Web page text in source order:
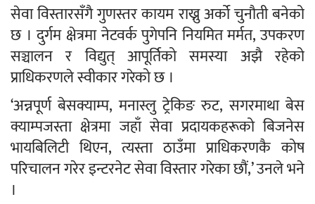
सेवा विस्तारसँगै गुणस्तर कायम राख्नु अर्को चुनौती बनेको
छ । दुर्गम क्षेत्रमा नेटवर्क पुगेपनि नियमित मर्मत, उपकरण
सञ्चालन र विद्युत् आपूर्तिको समस्या अझै रहेको
प्राधिकरणले स्वीकार गरेको छ ।
‘अन्नपूर्ण बेसक्याम्प, मनास्लु ट्रेकिङ रुट, सगरमाथा बेस
क्याम्पजस्ता क्षेत्रमा जहाँ सेवा प्रदायकहरूको बिजनेस
भायबिलिटी थिएन, त्यस्ता ठाउँमा प्राधिकरणकै कोष
परिचालन गरेर इन्टरनेट सेवा विस्तार गरेका छौं,’ उनले भने
।